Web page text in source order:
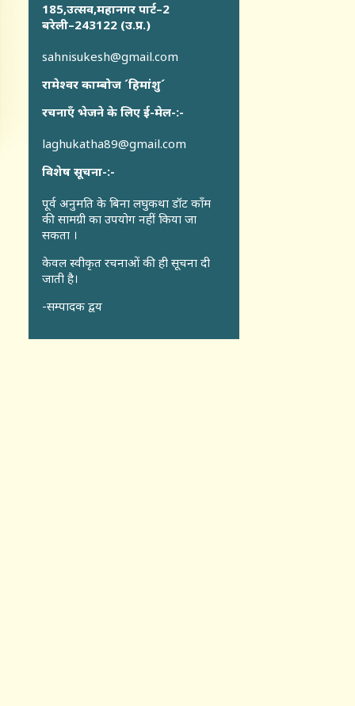
185,उत्सव,महानगर पार्ट–2
बरेली–243122 (उ.प्र.)
sahnisukesh@gmail.com
रामेश्वर काम्बोज ´हिमांशु´
रचनाएँ भेजने के लिए ई-मेल-:-
laghukatha89@gmail.com
विशेष सूचना-:-
पूर्व अनुमति के बिना लघुकथा डॉट कॉंम
की सामग्री का उपयोग नहीं किया जा
सकता ।
केवल स्वीकृत रचनाओं की ही सूचना दी
जाती है।
-सम्पादक द्वय